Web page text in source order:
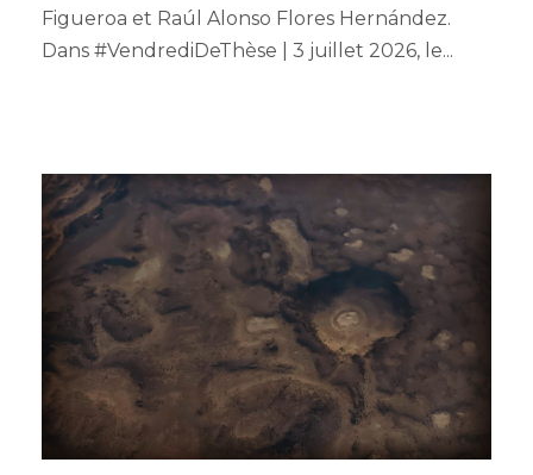
Figueroa et Raúl Alonso Flores Hernández.
Dans #VendrediDeThèse | 3 juillet 2026, le...